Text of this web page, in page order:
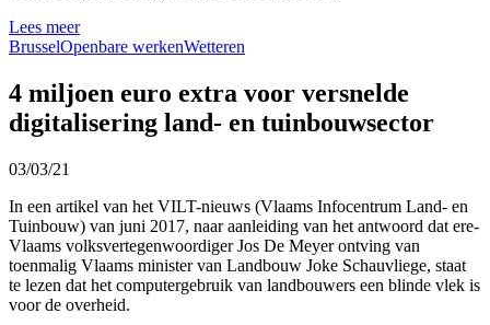
Lees meer
BrusselOpenbare werkenWetteren
4 miljoen euro extra voor versnelde
digitalisering land- en tuinbouwsector
03/03/21
In een artikel van het VILT-nieuws (Vlaams Infocentrum Land- en
Tuinbouw) van juni 2017, naar aanleiding van het antwoord dat ere-
Vlaams volksvertegenwoordiger Jos De Meyer ontving van
toenmalig Vlaams minister van Landbouw Joke Schauvliege, staat
te lezen dat het computergebruik van landbouwers een blinde vlek is
voor de overheid.